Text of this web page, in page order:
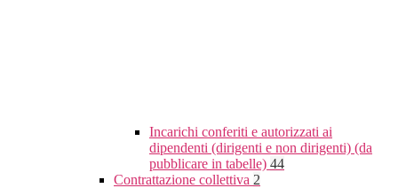
Incarichi conferiti e autorizzati ai
dipendenti (dirigenti e non dirigenti) (da
pubblicare in tabelle) 44
Contrattazione collettiva 2